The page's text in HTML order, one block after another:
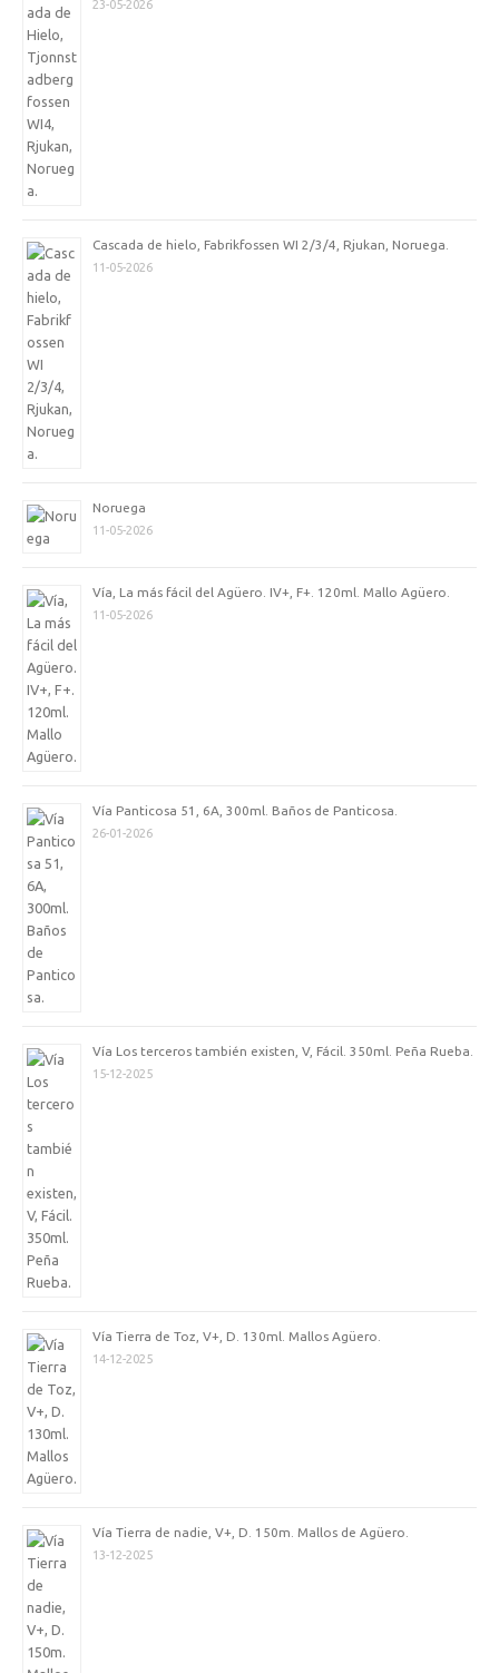
23-05-2026
Cascada de hielo, Fabrikfossen WI 2/3/4, Rjukan, Noruega.
11-05-2026
Noruega
11-05-2026
Vía, La más fácil del Agüero. IV+, F+. 120ml. Mallo Agüero.
11-05-2026
Vía Panticosa 51, 6A, 300ml. Baños de Panticosa.
26-01-2026
Vía Los terceros también existen, V, Fácil. 350ml. Peña Rueba.
15-12-2025
Vía Tierra de Toz, V+, D. 130ml. Mallos Agüero.
14-12-2025
Vía Tierra de nadie, V+, D. 150m. Mallos de Agüero.
13-12-2025